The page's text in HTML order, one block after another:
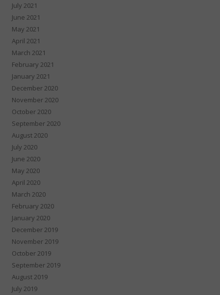
July 2021
June 2021
May 2021
April 2021
March 2021
February 2021
January 2021
December 2020
November 2020
October 2020
September 2020
August 2020
July 2020
June 2020
May 2020
April 2020
March 2020
February 2020
January 2020
December 2019
November 2019
October 2019
September 2019
August 2019
July 2019